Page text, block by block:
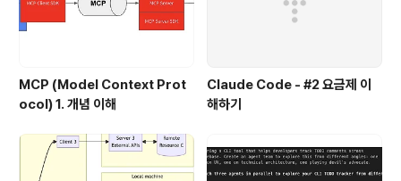
MCP (Model Context Prot
ocol) 1. 개념 이해
Claude Code - #2 요금제 이
해하기